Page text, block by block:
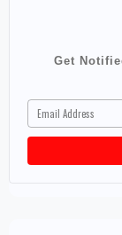
Get